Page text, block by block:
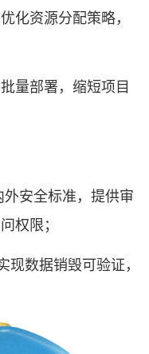
资源分配策略，
量部署，缩短项目
安全标准，提供审
权限；
数据销毁可验证，